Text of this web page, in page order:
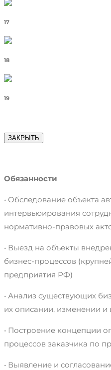
17
18
19
ЗАКРЫТЬ
Обязанности
• Обследование объекта
интервьюирования
нормативно-правовых
• Выезд на объекты
бизнес-процессов
предприятия РФ)
• Анализ существующих
их описании, изменении и
• Построение концепции
процессов заказчика по
• Выявление и